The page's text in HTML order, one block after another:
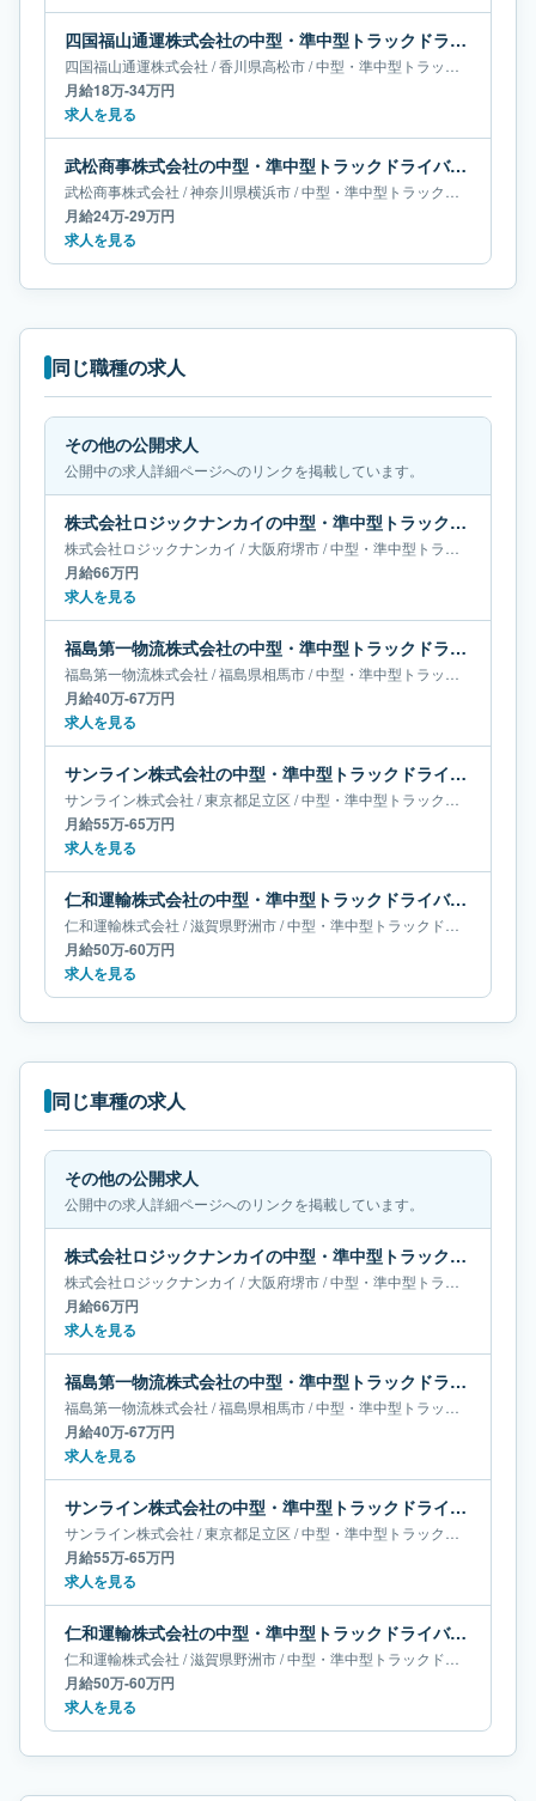
四国福山通運株式会社の中型・準中型トラックドライバー求人｜香川県高松市｜月給18万-34万円
四国福山通運株式会社 /香川県高松市/中型・準中型トラックドライバー
月給18万-34万円
求人を見る
武松商事株式会社の中型・準中型トラックドライバー求人｜神奈川県横浜市｜月給24万-29万円
武松商事株式会社 /神奈川県横浜市/中型・準中型トラックドライバー
月給24万-29万円
求人を見る
同じ職種の求人
その他の公開求人
公開中の求人詳細ページへのリンクを掲載しています。
株式会社ロジックナンカイの中型・準中型トラックドライバー求人｜大阪府堺市｜月給66万円
株式会社ロジックナンカイ /大阪府堺市/中型・準中型トラックドライバー
月給66万円
求人を見る
福島第一物流株式会社の中型・準中型トラックドライバー求人｜福島県相馬市｜月給40万-67万円
福島第一物流株式会社 /福島県相馬市/中型・準中型トラックドライバー
月給40万-67万円
求人を見る
サンライン株式会社の中型・準中型トラックドライバー求人｜東京都足立区｜月給55万-65万円
サンライン株式会社 /東京都足立区 /中型・準中型トラックドライバー
月給55万-65万円
求人を見る
仁和運輸株式会社の中型・準中型トラックドライバー求人｜滋賀県野洲市｜月給50万-60万円
仁和運輸株式会社 /滋賀県野洲市/中型・準中型トラックドライバー
月給50万-60万円
求人を見る
同じ車種の求人
その他の公開求人
公開中の求人詳細ページへのリンクを掲載しています。
株式会社ロジックナンカイの中型・準中型トラックドライバー求人｜大阪府堺市｜月給66万円
株式会社ロジックナンカイ /大阪府堺市/中型・準中型トラックドライバー
月給66万円
求人を見る
福島第一物流株式会社の中型・準中型トラックドライバー求人｜福島県相馬市｜月給40万-67万円
福島第一物流株式会社 /福島県相馬市/中型・準中型トラックドライバー
月給40万-67万円
求人を見る
サンライン株式会社の中型・準中型トラックドライバー求人｜東京都足立区｜月給55万-65万円
サンライン株式会社 /東京都足立区 /中型・準中型トラックドライバー
月給55万-65万円
求人を見る
仁和運輸株式会社の中型・準中型トラックドライバー求人｜滋賀県野洲市｜月給50万-60万円
仁和運輸株式会社 /滋賀県野洲市/中型・準中型トラックドライバー
月給50万-60万円
求人を見る